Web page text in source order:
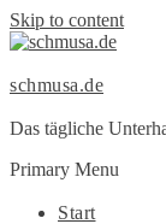
Skip to content
schmusa.de
Das tägliche
Primary Menu
Start